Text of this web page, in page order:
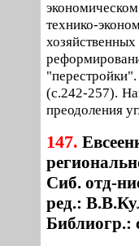
технико-
(с.242-257).
преодоления
147.
Сиб. отд-
ред.:
Библиогр.: